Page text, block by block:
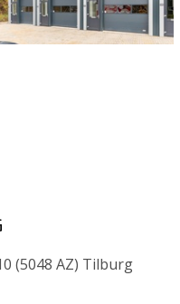
(5048 AZ) Tilburg